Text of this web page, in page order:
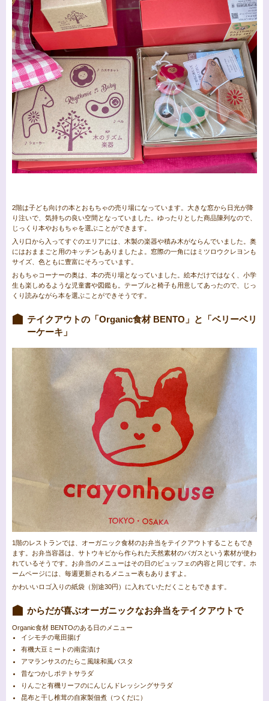
2階は子ども向けの本とおもちゃの売り場になっています。大きな窓から日光が降
り注いで、気持ちの良い空間となっていました。ゆったりとした商品陳列なので、
じっくり本やおもちゃを選ぶことができます。
入り口から入ってすぐのエリアには、木製の楽器や積み木がならんでいました。奥
にはおままごと用のキッチンもありましたよ。窓際の一角にはミツロウクレヨンも
サイズ、色ともに豊富にそろっています。
おもちゃコーナーの奥は、本の売り場となっていました。絵本だけではなく、小学
生も楽しめるような児童書や図鑑も。テーブルと椅子も用意してあったので、じっ
くり読みながら本を選ぶことができそうです。
テイクアウトの「Organic食材 BENTO」と「ベリーベリ
ーケーキ」
1階のレストランでは、オーガニック食材のお弁当をテイクアウトすることもでき
ます。お弁当容器は、サトウキビから作られた天然素材のバガスという素材が使わ
れているそうです。お弁当のメニューはその日のビュッフェの内容と同じです。ホ
ームページには、毎週更新されるメニュー表もありますよ。
かわいいロゴ入りの紙袋（別途30円）に入れていただくこともできます。
からだが喜ぶオーガニックなお弁当をテイクアウトで
Organic食材 BENTOのある日のメニュー
イシモチの竜田揚げ
有機大豆ミートの南蛮漬け
アマランサスのたらこ風味和風パスタ
昔なつかしポテトサラダ
りんごと有機リーフのにんじんドレッシングサラダ
昆布と干し椎茸の自家製佃煮（つくだに）